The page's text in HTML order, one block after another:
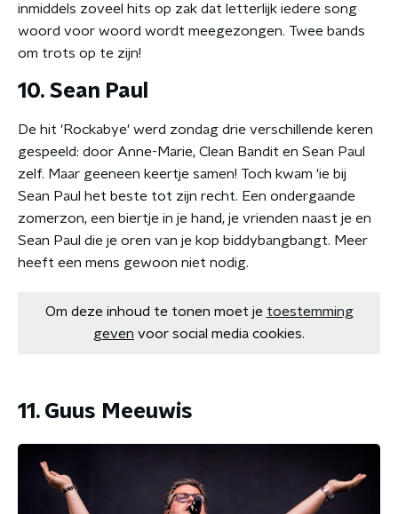
inmiddels zoveel hits op zak dat letterlijk iedere song
woord voor woord wordt meegezongen. Twee bands
om trots op te zijn!
10. Sean Paul
De hit 'Rockabye' werd zondag drie verschillende keren
gespeeld: door Anne-Marie, Clean Bandit en Sean Paul
zelf. Maar geeneen keertje samen! Toch kwam 'ie bij
Sean Paul het beste tot zijn recht. Een ondergaande
zomerzon, een biertje in je hand, je vrienden naast je en
Sean Paul die je oren van je kop biddybangbangt. Meer
heeft een mens gewoon niet nodig.
Om deze inhoud te tonen moet je toestemming
geven voor social media cookies.
11. Guus Meeuwis